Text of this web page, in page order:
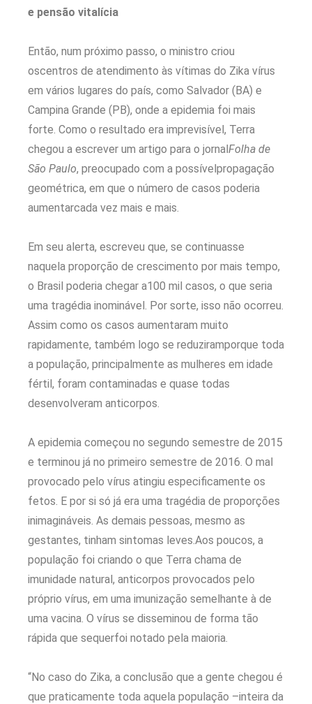
e pensão vitalícia
Então, num próximo passo, o ministro criou
oscentros de atendimento às vítimas do Zika vírus
em vários lugares do país, como Salvador (BA) e
Campina Grande (PB), onde a epidemia foi mais
forte. Como o resultado era imprevisível, Terra
chegou a escrever um artigo para o jornalFolha de
São Paulo, preocupado com a possívelpropagação
geométrica, em que o número de casos poderia
aumentarcada vez mais e mais.
Em seu alerta, escreveu que, se continuasse
naquela proporção de crescimento por mais tempo,
o Brasil poderia chegar a100 mil casos, o que seria
uma tragédia inominável. Por sorte, isso não ocorreu.
Assim como os casos aumentaram muito
rapidamente, também logo se reduziramporque toda
a população, principalmente as mulheres em idade
fértil, foram contaminadas e quase todas
desenvolveram anticorpos.
A epidemia começou no segundo semestre de 2015
e terminou já no primeiro semestre de 2016. O mal
provocado pelo vírus atingiu especificamente os
fetos. E por si só já era uma tragédia de proporções
inimagináveis. As demais pessoas, mesmo as
gestantes, tinham sintomas leves.Aos poucos, a
população foi criando o que Terra chama de
imunidade natural, anticorpos provocados pelo
próprio vírus, em uma imunização semelhante à de
uma vacina. O vírus se disseminou de forma tão
rápida que sequerfoi notado pela maioria.
“No caso do Zika, a conclusão que a gente chegou é
que praticamente toda aquela população –inteira da